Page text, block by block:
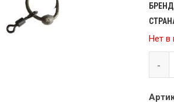
БРЕНД
Нет в